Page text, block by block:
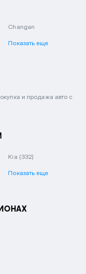
Changan
Показать еще
и продажа авто с
Kia (332)
Показать еще